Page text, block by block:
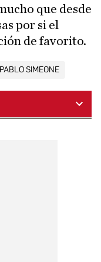
que desde
por si el
de favorito.
SIMEONE